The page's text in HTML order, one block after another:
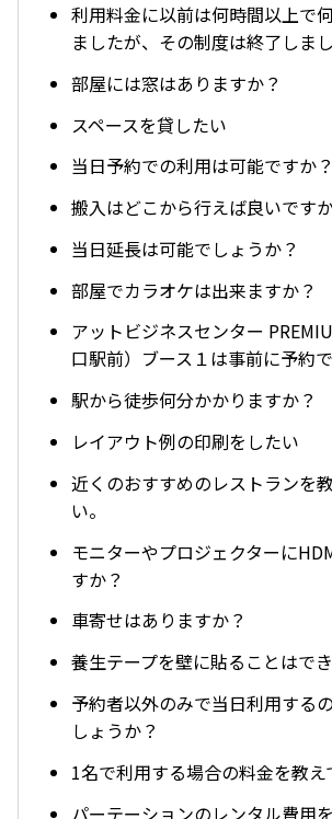
利用料金に以前は何時間以上で
ましたが、その制度は終了しま
部屋には窓はありますか？
スペースを貸したい
当日予約での利用は可能ですか？
搬入はどこから行えば良いです
当日延長は可能でしょうか？
部屋でカラオケは出来ますか？
アットビジネスセンター
口駅前）ブース１は事前に予約
駅から徒歩何分かかりますか？
レイアウト例の印刷をしたい
近くのおすすめのレストランを
い。
モニターやプロジェクターに
すか？
車寄せはありますか？
養生テープを壁に貼ることはで
予約者以外のみで当日利用する
しょうか？
1名で利用する場合の料金を教え
パーテーションのレンタル費用